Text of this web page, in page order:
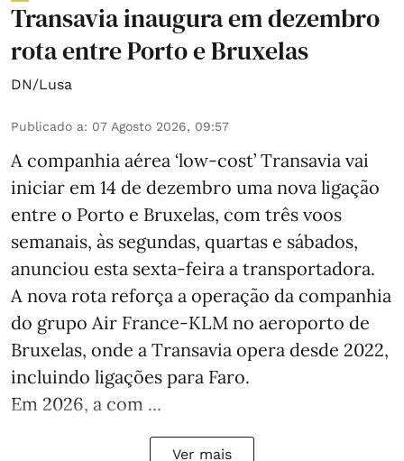
Transavia inaugura em dezembro
rota entre Porto e Bruxelas
DN/Lusa
Publicado a: 07 Agosto 2026, 09:57
A companhia aérea ‘low-cost’ Transavia vai
iniciar em 14 de dezembro uma nova ligação
entre o Porto e Bruxelas, com três voos
semanais, às segundas, quartas e sábados,
anunciou esta sexta-feira a transportadora.
A nova rota reforça a operação da companhia
do grupo Air France-KLM no aeroporto de
Bruxelas, onde a Transavia opera desde 2022,
incluindo ligações para Faro.
Em 2026, a com ...
Ver mais